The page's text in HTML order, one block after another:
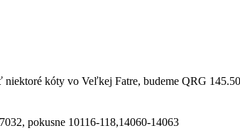
kóty vo Veľkej Fatre, budeme QRG
pokusne 10116-118,14060-14063